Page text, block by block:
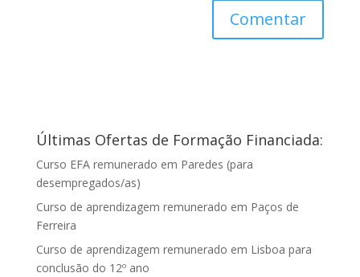
Últimas Ofertas de Formação Financiada:
Curso EFA remunerado em Paredes (para
desempregados/as)
Curso de aprendizagem remunerado em Paços de
Ferreira
Curso de aprendizagem remunerado em Lisboa para
conclusão do 12º ano